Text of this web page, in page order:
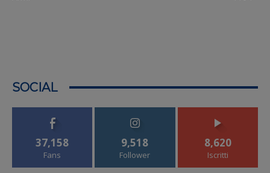
SOCIAL
37,158
Fans
9,518
Follower
8,620
Iscritti